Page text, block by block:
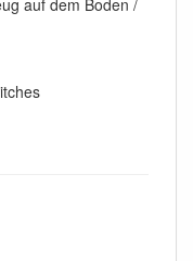
auf dem Boden /